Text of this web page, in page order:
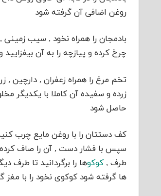
روغن اضافی آن گرفته شود
بادمجان را همراه نخود , سیب
چرخ کرده و پیازچه را به آن
تخم مرغ را همراه زعفران , دارچین ,
زرده و سفیده آن کاملا با یکدیگر
حاصل شود
کف دستتان را با روغن مایع چرب
سپس با فشار دست , آن را صاف
طرف ,کوکوها را برگردانید تا طرف
ها گرفته شود کوکوی نخود را با مغز